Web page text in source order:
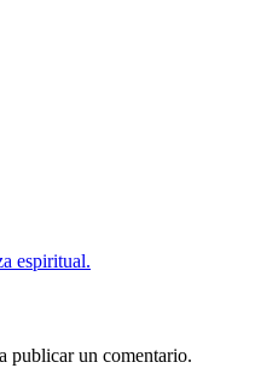
espiritual.
publicar un comentario.